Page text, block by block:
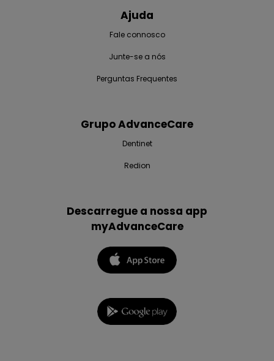
Ajuda
Fale connosco
Junte-se a nós
Perguntas Frequentes
Grupo AdvanceCare
Dentinet
Redion
Descarregue a nossa app
myAdvanceCare